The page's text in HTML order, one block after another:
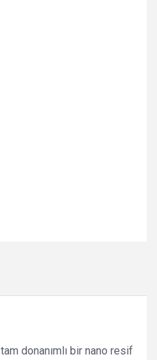
donanımlı bir nano resif